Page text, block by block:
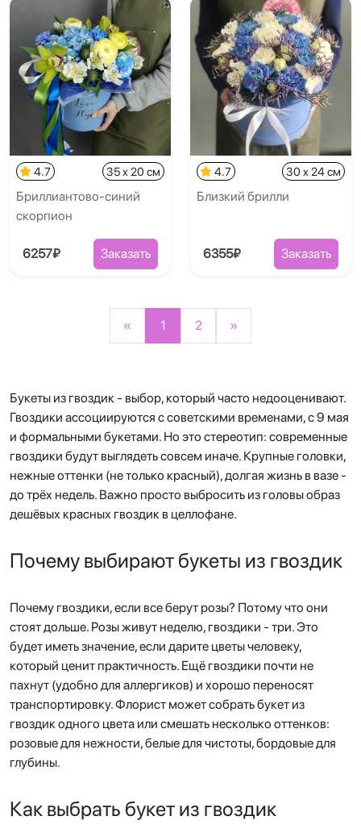
4.7 35 x 20 см
Бриллиантово-синий
скорпион
6257₽ Заказать
4.7 30 x 24 см
Близкий брилли
6355₽ Заказать
« 1 2 »
Букеты из гвоздик - выбор, который часто недооценивают.
Гвоздики ассоциируются с советскими временами, с 9 мая
и формальными букетами. Но это стереотип: современные
гвоздики будут выглядеть совсем иначе. Крупные головки,
нежные оттенки (не только красный), долгая жизнь в вазе -
до трёх недель. Важно просто выбросить из головы образ
дешёвых красных гвоздик в целлофане.
Почему выбирают букеты из гвоздик
Почему гвоздики, если все берут розы? Потому что они
стоят дольше. Розы живут неделю, гвоздики - три. Это
будет иметь значение, если дарите цветы человеку,
который ценит практичность. Ещё гвоздики почти не
пахнут (удобно для аллергиков) и хорошо переносят
транспортировку. Флорист может собрать букет из
гвоздик одного цвета или смешать несколько оттенков:
розовые для нежности, белые для чистоты, бордовые для
глубины.
Как выбрать букет из гвоздик